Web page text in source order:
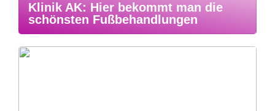
Klinik AK: Hier bekommt man die
schönsten Fußbehandlungen